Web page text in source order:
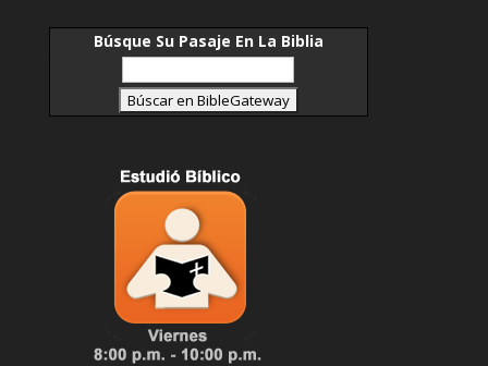
evento programado y organizado en nuestra
Nuestros maestros y asistentes de escuela
dominical son voluntarios que dan su tiempo y
ayudarlos a crear un ambiente de aprendizaje
positivo y fiel, se espera que los padres:
• Tratar a los voluntarios con amabilidad y
respeto en todo momento
• Refuerce las expectativas de comportamiento y
hable con su (s) hijo (s) antes de asistir
• Traer comentarios e inquietudes a la Directora
de la Escuela Dominical Dra. Cendy Mejias si es
• Tenga conversaciones sobre los temas que se
Búsque Su Pasaje En La Biblia